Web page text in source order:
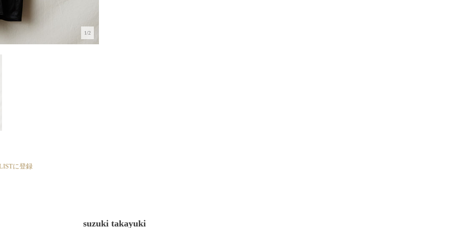
1/2
に登録
suzuki takayuki